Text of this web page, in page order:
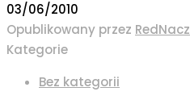
03/06/2010
Opublikowany przez RedNacz
Kategorie
Bez kategorii